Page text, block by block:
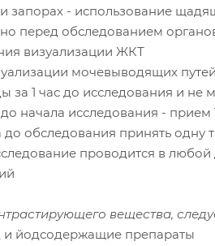
запорах - использование
перед обследованием
визуализации ЖКТ
мочевыводящих
за 1 час до исследования и не
начала исследования -
до обследования принять одну
проводится в
вещества,
и йодсодержащие препараты